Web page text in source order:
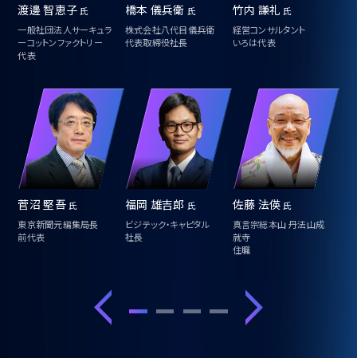
渡邊 智恵子 氏
一般社団法人サーキュラ
ーコットンファクトリー
代表
橋本 儀兵衛 氏
株式会社八代目儀兵衛
代表取締役社長
竹内 謙礼 氏
経営コンサルタント
いろは代表
菅沼 堅吾 氏
東京新聞元編集局長
前代表
福岡 雄吉郎 氏
ビジテック・キャピタル
社長
佐藤 法偀 氏
真言宗総本山 丹法山成
就寺
住職